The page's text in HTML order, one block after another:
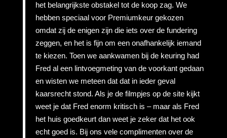
het belangrijkste obstakel tot de koop zag. We
hebben speciaal voor Premiumkeur gekozen
omdat zij de enigen zijn die iets over de fundering
zeggen, en het is fijn om een onafhankelijk iemand
te kiezen. Toen we aankwamen bij de keuring had
Fred al een lintvoegmeting van de voorkant gedaan
en wisten we meteen dat dat in ieder geval
kaarsrecht stond. Als je de filmpjes op de site kijkt
weet je dat Fred enorm kritisch is – maar als Fred
het huis goedkeurt dan weet je zeker dat het ook
echt goed is. Bij ons vele complimenten over de